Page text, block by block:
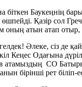
біткен Баукеңнің
Қазір сол
оның атын атап отыр,
Әлеке, сіз де
Кеңес Одағына
атамыздың СО
бірінші рет